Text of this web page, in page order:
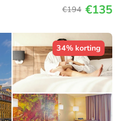
€194 €135
34% korting